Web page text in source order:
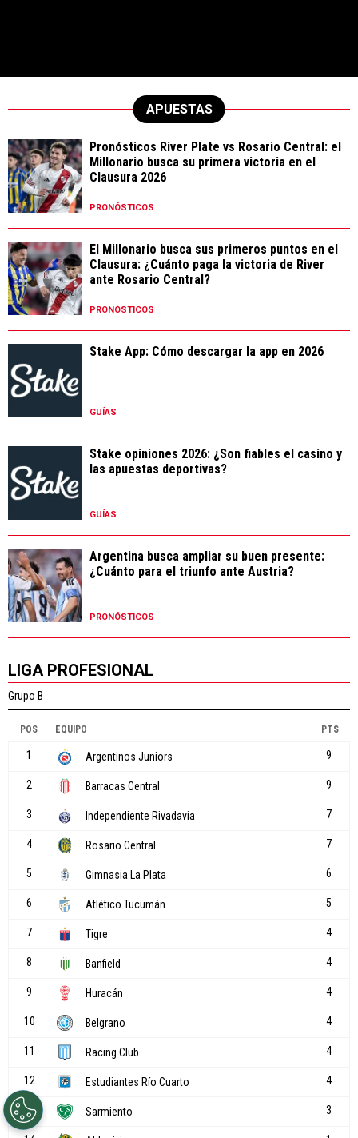
APUESTAS
Pronósticos River Plate vs Rosario Central: el
Millonario busca su primera victoria en el
Clausura 2026
PRONÓSTICOS
El Millonario busca sus primeros puntos en el
Clausura: ¿Cuánto paga la victoria de River
ante Rosario Central?
PRONÓSTICOS
Stake App: Cómo descargar la app en 2026
GUÍAS
Stake opiniones 2026: ¿Son fiables el casino y
las apuestas deportivas?
GUÍAS
Argentina busca ampliar su buen presente:
¿Cuánto para el triunfo ante Austria?
PRONÓSTICOS
LIGA PROFESIONAL